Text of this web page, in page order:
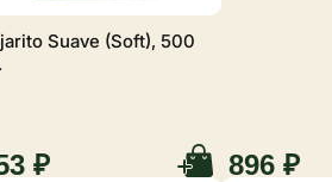
Suave (Soft), 500
₽ 896 ₽